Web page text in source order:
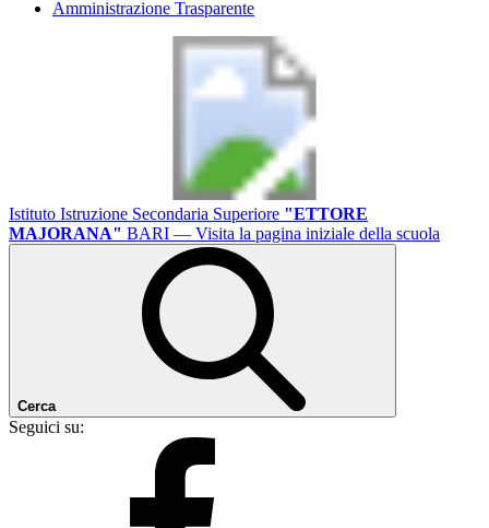
Amministrazione Trasparente
Istituto Istruzione Secondaria Superiore "ETTORE
MAJORANA" BARI — Visita la pagina iniziale della scuola
Cerca
Seguici su: